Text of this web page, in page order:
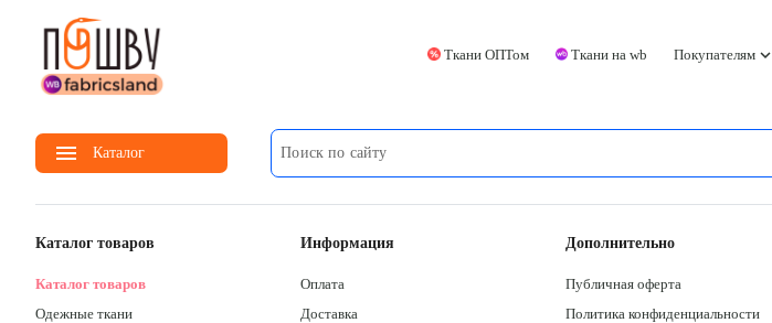
Ткани ОПТом Ткани на wb Покупателямkeyboard_arrow_down
menu Каталог
Каталог товаров
Каталог товаров
Одежные ткани
Информация
Оплата
Доставка
Дополнительно
Публичная оферта
Политика конфиденциальности